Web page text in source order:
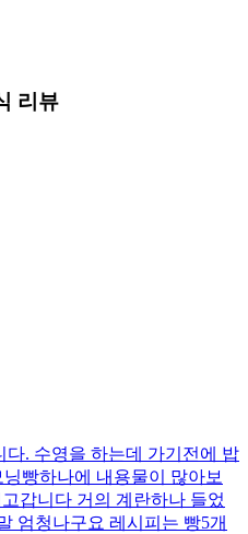
리뷰
. 수영을 하는데 가기전에 밥
빵하나에 내용물이 많아보
갑니다 거의 계란하나 들었
엄청나구요 레시피는 빵5개